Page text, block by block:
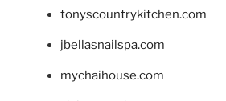
tonyscountrykitchen.com
jbellasnailspa.com
mychaihouse.com